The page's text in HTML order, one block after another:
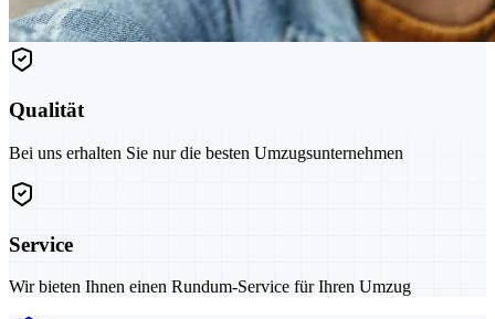
Qualität
Bei uns erhalten Sie nur die besten Umzugsunternehmen
Service
Wir bieten Ihnen einen Rundum-Service für Ihren Umzug